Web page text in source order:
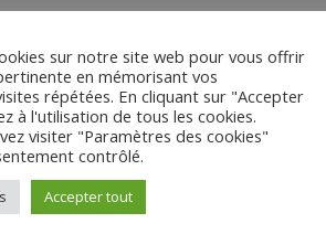
des courts
sur notre site web pour vous offrir
en mémorisant vos
répétées. En cliquant sur "Accepter
à l'utilisation de tous les cookies.
visiter "Paramètres des cookies"
contrôlé.
Accepter tout